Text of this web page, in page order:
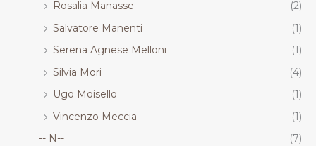
Rosalia Manasse
(2)
Salvatore Manenti
(1)
Serena Agnese Melloni
(1)
Silvia Mori
(4)
Ugo Moisello
(1)
Vincenzo Meccia
(1)
-- N--
(7)